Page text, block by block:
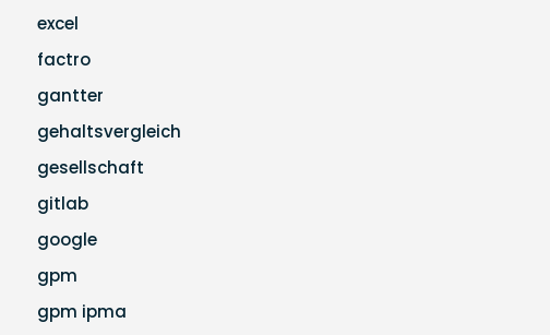
excel
factro
gantter
gehaltsvergleich
gesellschaft
gitlab
google
gpm
gpm ipma